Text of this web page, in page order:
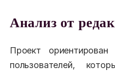
Анализ от
Проект
пользователей,